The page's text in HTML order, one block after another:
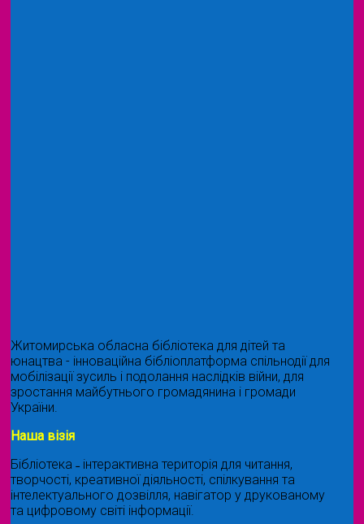
Житомирська обласна бібліотека для дітей та
юнацтва - інноваційна бібліоплатформа спільнодії для
мобілізації зусиль і подолання наслідків війни, для
зростання майбутнього громадянина і громади
України.
Наша візія
Бібліотека ˗ інтерактивна територія для читання,
творчості, креативної діяльності, спілкування та
інтелектуального дозвілля, навігатор у друкованому
та цифровому світі інформації.